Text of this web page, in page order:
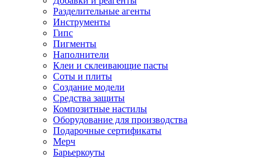
Разделительные агенты
Инструменты
Гипс
Пигменты
Наполнители
Клеи и склеивающие пасты
Соты и плиты
Создание модели
Средства защиты
Композитные настилы
Оборудование для производства
Подарочные сертификаты
Мерч
Барьеркоуты